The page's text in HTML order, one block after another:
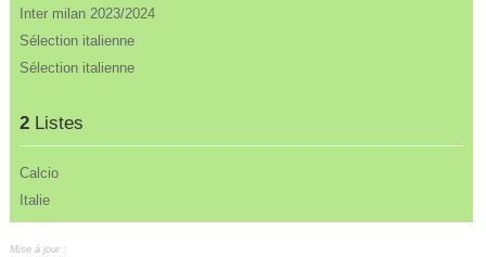
Inter milan 2023/2024
Sélection italienne
Sélection italienne
2 Listes
Calcio
Italie
Mise à jour :